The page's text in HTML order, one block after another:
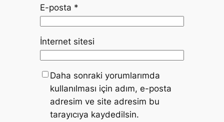
E-posta *
İnternet sitesi
Daha sonraki yorumlarımda
kullanılması için adım, e-posta
adresim ve site adresim bu
tarayıcıya kaydedilsin.